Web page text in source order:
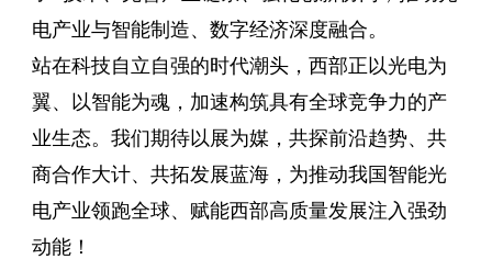
电产业与智能制造、数字经济深度融合。
站在科技自立自强的时代潮头，西部正以光电为
翼、以智能为魂，加速构筑具有全球竞争力的产
业生态。我们期待以展为媒，共探前沿趋势、共
商合作大计、共拓发展蓝海，为推动我国智能光
电产业领跑全球、赋能西部高质量发展注入强劲
动能！